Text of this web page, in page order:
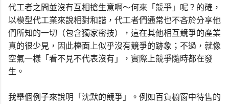
代工者之間並沒有互相搶生意啊～何來「競爭」呢？的確，
以模型代工業來說相對和諧，代工者們通常也不吝於分享他
們所知的一切（包含獨家密技），這在其他相互競爭的產業
真的很少見，因此檯面上似乎沒有競爭的跡象；不過，就像
空氣一樣「看不見不代表沒有」，實際上競爭隨時都在發
生。
我舉個例子來說明「沈默的競爭」。例如百貨櫥窗中待售的